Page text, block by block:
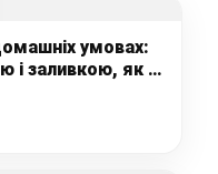
умовах:
і заливкою, як в